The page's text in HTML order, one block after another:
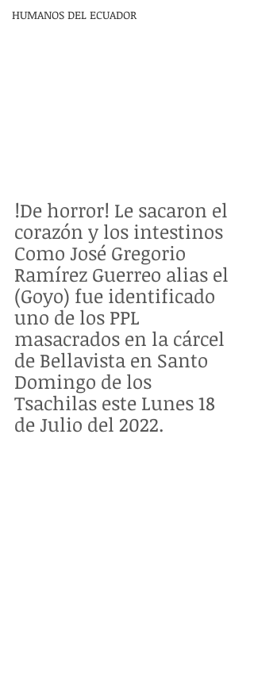
HUMANOS DEL ECUADOR
!De horror! Le sacaron el
corazón y los intestinos
Como José Gregorio
Ramírez Guerreo alias el
(Goyo) fue identificado
uno de los PPL
masacrados en la cárcel
de Bellavista en Santo
Domingo de los
Tsachilas este Lunes 18
de Julio del 2022.